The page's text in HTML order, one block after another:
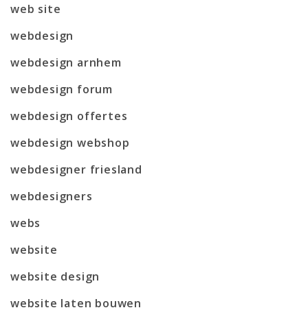
web site
webdesign
webdesign arnhem
webdesign forum
webdesign offertes
webdesign webshop
webdesigner friesland
webdesigners
webs
website
website design
website laten bouwen